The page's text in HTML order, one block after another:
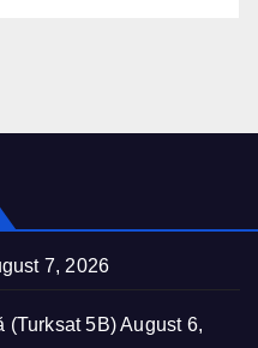
7, 2026
(Turksat 5B)August 6,